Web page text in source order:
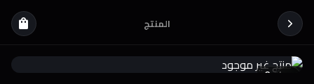
المنتج shopping_bag
Coda